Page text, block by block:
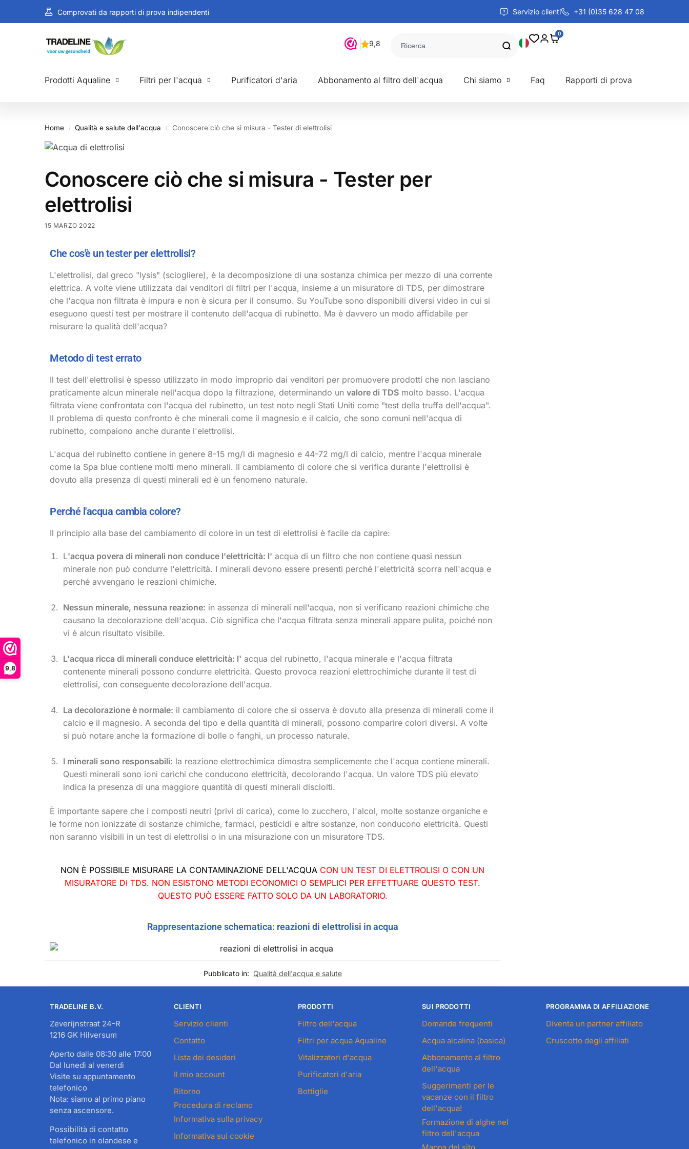
9,8
Comprovati da rapporti di prova indipendenti Servizio clienti +31 (0)35 628 47 08
0
Prodotti Aqualine Filtri per l'acqua Purificatori d'aria Abbonamento al filtro dell'acqua Chi siamo Faq Rapporti di prova
Home / Qualità e salute dell'acqua / Conoscere ciò che si misura - Tester di elettrolisi
Conoscere ciò che si misura - Tester per
elettrolisi
15 MARZO 2022
Che cos'è un tester per elettrolisi?
L'elettrolisi, dal greco "lysis" (sciogliere), è la decomposizione di una sostanza chimica per mezzo di una corrente
elettrica. A volte viene utilizzata dai venditori di filtri per l'acqua, insieme a un misuratore di TDS, per dimostrare
che l'acqua non filtrata è impura e non è sicura per il consumo. Su YouTube sono disponibili diversi video in cui si
eseguono questi test per mostrare il contenuto dell'acqua di rubinetto. Ma è davvero un modo affidabile per
misurare la qualità dell'acqua?
Metodo di test errato
Il test dell'elettrolisi è spesso utilizzato in modo improprio dai venditori per promuovere prodotti che non lasciano
praticamente alcun minerale nell'acqua dopo la filtrazione, determinando un valore di TDS molto basso. L'acqua
filtrata viene confrontata con l'acqua del rubinetto, un test noto negli Stati Uniti come "test della truffa dell'acqua".
Il problema di questo confronto è che minerali come il magnesio e il calcio, che sono comuni nell'acqua di
rubinetto, compaiono anche durante l'elettrolisi.
L'acqua del rubinetto contiene in genere 8-15 mg/l di magnesio e 44-72 mg/l di calcio, mentre l'acqua minerale
come la Spa blue contiene molti meno minerali. Il cambiamento di colore che si verifica durante l'elettrolisi è
dovuto alla presenza di questi minerali ed è un fenomeno naturale.
Perché l'acqua cambia colore?
Il principio alla base del cambiamento di colore in un test di elettrolisi è facile da capire:
L'acqua povera di minerali non conduce l'elettricità: l' acqua di un filtro che non contiene quasi nessun
minerale non può condurre l'elettricità. I minerali devono essere presenti perché l'elettricità scorra nell'acqua e
perché avvengano le reazioni chimiche.
Nessun minerale, nessuna reazione: in assenza di minerali nell'acqua, non si verificano reazioni chimiche che
causano la decolorazione dell'acqua. Ciò significa che l'acqua filtrata senza minerali appare pulita, poiché non
vi è alcun risultato visibile.
L'acqua ricca di minerali conduce elettricità: l' acqua del rubinetto, l'acqua minerale e l'acqua filtrata
contenente minerali possono condurre elettricità. Questo provoca reazioni elettrochimiche durante il test di
elettrolisi, con conseguente decolorazione dell'acqua.
La decolorazione è normale: il cambiamento di colore che si osserva è dovuto alla presenza di minerali come il
calcio e il magnesio. A seconda del tipo e della quantità di minerali, possono comparire colori diversi. A volte
si può notare anche la formazione di bolle o fanghi, un processo naturale.
I minerali sono responsabili: la reazione elettrochimica dimostra semplicemente che l'acqua contiene minerali.
Questi minerali sono ioni carichi che conducono elettricità, decolorando l'acqua. Un valore TDS più elevato
indica la presenza di una maggiore quantità di questi minerali disciolti.
È importante sapere che i composti neutri (privi di carica), come lo zucchero, l'alcol, molte sostanze organiche e
le forme non ionizzate di sostanze chimiche, farmaci, pesticidi e altre sostanze, non conducono elettricità. Questi
non saranno visibili in un test di elettrolisi o in una misurazione con un misuratore TDS.
NON È POSSIBILE MISURARE LA CONTAMINAZIONE DELL'ACQUA CON UN TEST DI ELETTROLISI O CON UN
MISURATORE DI TDS. NON ESISTONO METODI ECONOMICI O SEMPLICI PER EFFETTUARE QUESTO TEST.
QUESTO PUÒ ESSERE FATTO SOLO DA UN LABORATORIO.
Rappresentazione schematica: reazioni di elettrolisi in acqua
Pubblicato in: Qualità dell'acqua e salute
TRADELINE B.V.
Zeverijnstraat 24-R
1216 GK Hilversum
Aperto dalle 08:30 alle 17:00
Dal lunedì al venerdì
Visite su appuntamento
telefonico
Nota: siamo al primo piano
senza ascensore.
Possibilità di contatto
telefonico in olandese e
CLIENTI
Servizio clienti
Contatto
Lista dei desideri
Il mio account
Ritorno
Procedura di reclamo
Informativa sulla privacy
Informativa sui cookie
PRODOTTI
Filtro dell'acqua
Filtri per acqua Aqualine
Vitalizzatori d'acqua
Purificatori d'aria
Bottiglie
SUI PRODOTTI
Domande frequenti
Acqua alcalina (basica)
Abbonamento al filtro
dell'acqua
Suggerimenti per le
vacanze con il filtro
dell'acqua!
Formazione di alghe nel
filtro dell'acqua
PROGRAMMA DI AFFILIAZIONE
Diventa un partner affiliato
Cruscotto degli affiliati